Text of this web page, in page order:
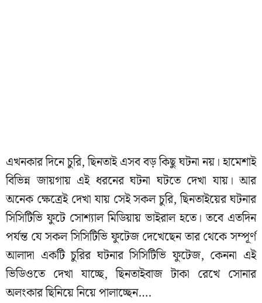
এখনকার দিনে চুরি, ছিনতাই এসব বড় কিছু ঘটনা নয়। হামেশাই
বিভিন্ন জায়গায় এই ধরনের ঘটনা ঘটতে দেখা যায়। আর
অনেক ক্ষেত্রেই দেখা যায় সেই সকল চুরি, ছিনতাইয়ের ঘটনার
সিসিটিভি ফুটে সোশ্যাল মিডিয়ায় ভাইরাল হতে। তবে এতদিন
পর্যন্ত যে সকল সিসিটিভি ফুটেজ দেখেছেন তার থেকে সম্পূর্ণ
আলাদা একটি চুরির ঘটনার সিসিটিভি ফুটেজ, কেননা এই
ভিডিওতে দেখা যাচ্ছে, ছিনতাইবাজ টাকা রেখে সোনার
অলংকার ছিনিয়ে নিয়ে পালাচ্ছেন….